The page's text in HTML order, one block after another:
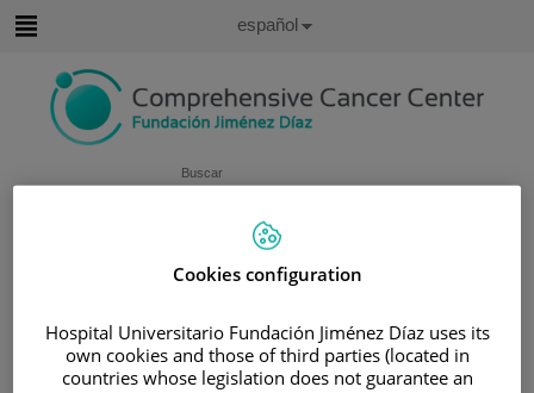
contenido
Buscar
idioma
Idioma
Español
CARTERA DE SERVICIOS
/UNIDAD DE SARCOMAS
Unidad de Sarcomas
Cookies configuration
Hospital Universitario Fundación Jiménez Díaz uses its
own cookies and those of third parties (located in
countries whose legislation does not guarantee an